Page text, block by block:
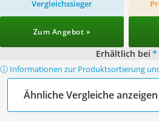
Vergleichssieger
Zum Angebot »
Erhältlich bei *
ⓘ Informationen zur Produktsortierung
Ähnliche Vergleiche anzeigen